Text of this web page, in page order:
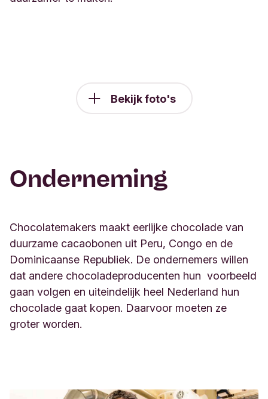
Bekijk foto's
Onderneming
Chocolatemakers maakt eerlijke chocolade van
duurzame cacaobonen uit Peru, Congo en de
Dominicaanse Republiek. De ondernemers willen
dat andere chocoladeproducenten hun voorbeeld
gaan volgen en uiteindelijk heel Nederland hun
chocolade gaat kopen. Daarvoor moeten ze
groter worden.